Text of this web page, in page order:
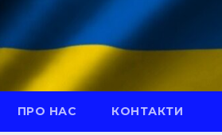
ПРО НАС КОНТАКТИ